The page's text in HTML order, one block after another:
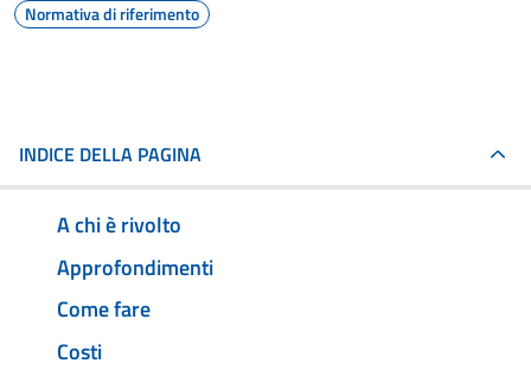
Normativa di riferimento
INDICE DELLA PAGINA
A chi è rivolto
Approfondimenti
Come fare
Costi